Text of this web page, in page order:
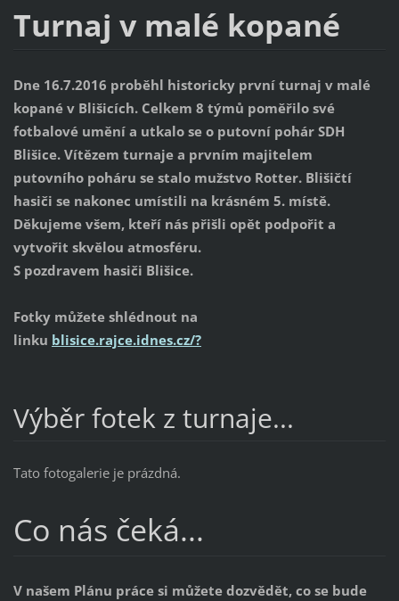
Turnaj v malé kopané
Dne 16.7.2016 proběhl historicky první turnaj v malé
kopané v Blišicích. Celkem 8 týmů poměřilo své
fotbalové umění a utkalo se o putovní pohár SDH
Blišice. Vítězem turnaje a prvním majitelem
putovního poháru se stalo mužstvo Rotter. Blišičtí
hasiči se nakonec umístili na krásném 5. místě.
Děkujeme všem, kteří nás přišli opět podpořit a
vytvořit skvělou atmosféru.
S pozdravem hasiči Blišice.
Fotky můžete shlédnout na
linku blisice.rajce.idnes.cz/?
Výběr fotek z turnaje...
Tato fotogalerie je prázdná.
Co nás čeká...
V našem Plánu práce si můžete dozvědět, co se bude